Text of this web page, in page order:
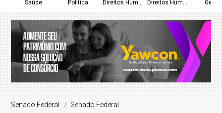
Saúde Política Direitos HumanosDireitos Humanos Geral
Senado Federal Senado Federal